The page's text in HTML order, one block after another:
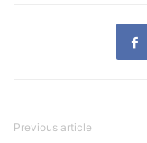
Previous article